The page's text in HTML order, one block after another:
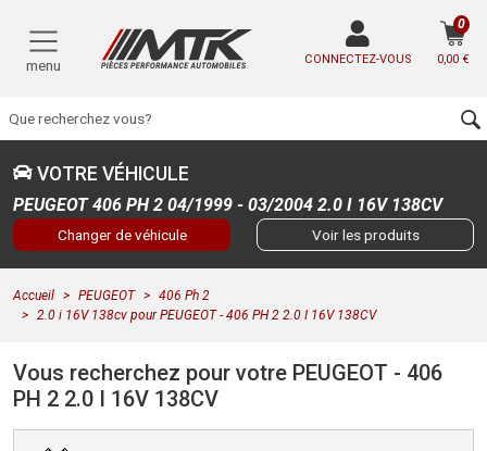
menu CONNECTEZ-VOUS 0,00 €
0
VOTRE VÉHICULE
PEUGEOT 406 PH 2 04/1999 - 03/2004 2.0 I 16V 138CV
Changer de véhicule Voir les produits
Accueil PEUGEOT
406 Ph 2
2.0 i 16V 138cv pour PEUGEOT - 406 PH 2 2.0 I 16V 138CV
Vous recherchez pour votre PEUGEOT - 406
PH 2 2.0 I 16V 138CV